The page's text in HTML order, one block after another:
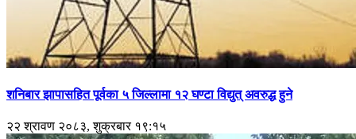
शनिबार झापासहित पूर्वका ५ जिल्लामा १२ घण्टा विद्युत् अवरुद्ध हुने
२२ श्रावण २०८३, शुक्रबार १९:१५